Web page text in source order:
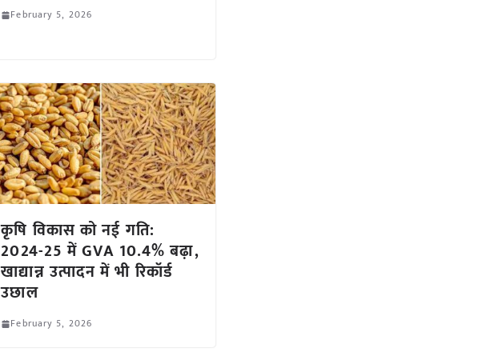
February 5, 2026
कृषि विकास को नई गति:
2024-25 में GVA 10.4% बढ़ा,
खाद्यान्न उत्पादन में भी रिकॉर्ड
उछाल
February 5, 2026